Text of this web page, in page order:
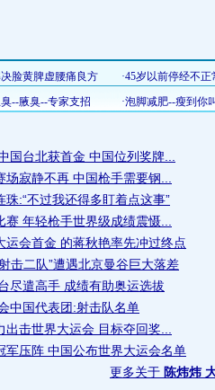
国台北获首金 中国位列奖牌...
场寂静不再 中国枪手需要钢...
珠:“不过我还得多盯着点这事”
赛 年轻枪手世界级成绩震慑...
运会首金 的蒋秋艳率先冲过终点
击二队”遭遇北京曼谷巨大落差
尽遣高手 成绩有助奥运选拔
中国代表团:射击队名单
出击世界大运会 目标夺回奖...
军压阵 中国公布世界大运会名单
更多关于 陈炜炜